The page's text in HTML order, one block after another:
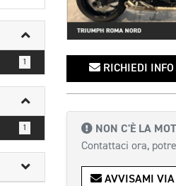
1
1
RICHIEDI INFO
NON C'È LA
Contattaci ora,
AVVISAMI